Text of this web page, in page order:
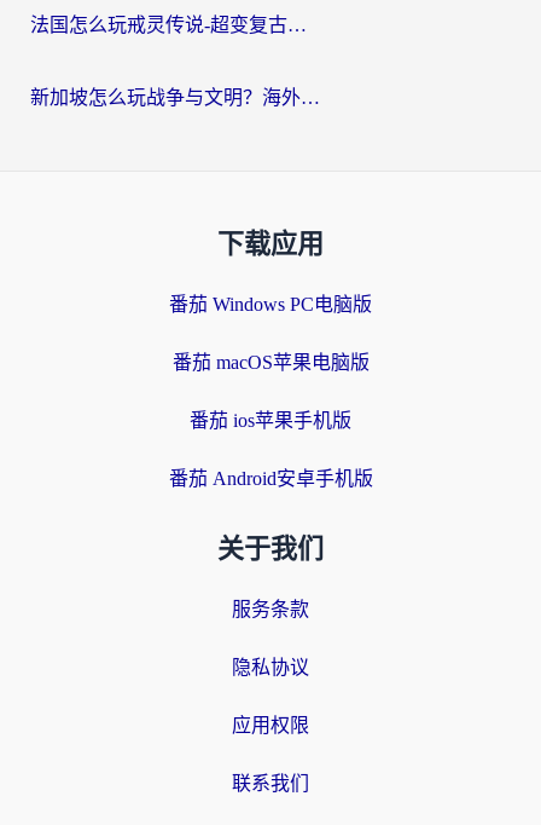
法国怎么玩戒灵传说-超变复古传奇？海外玩家国服游戏加速终极指南
新加坡怎么玩战争与文明？海外党国服游戏加速器终极避坑指南
下载应用
番茄 Windows PC电脑版
番茄 macOS苹果电脑版
番茄 ios苹果手机版
番茄 Android安卓手机版
关于我们
服务条款
隐私协议
应用权限
联系我们